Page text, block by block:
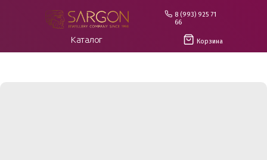
8 (993) 925 71
66
Корзина
Каталог